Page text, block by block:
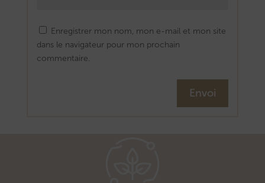
Enregistrer mon nom, mon e-mail et mon site
dans le navigateur pour mon prochain
commentaire.
Envoi